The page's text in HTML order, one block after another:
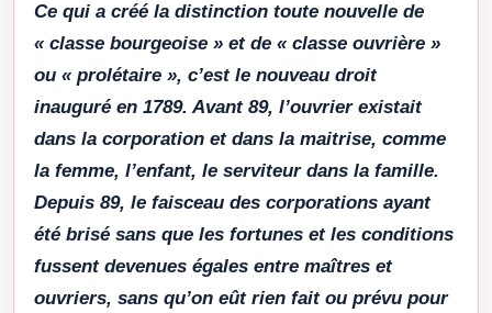
Ce qui a créé la distinction toute nouvelle de
« classe bourgeoise » et de « classe ouvrière »
ou « prolétaire », c’est le nouveau droit
inauguré en 1789. Avant 89, l’ouvrier existait
dans la corporation et dans la maitrise, comme
la femme, l’enfant, le serviteur dans la famille.
Depuis 89, le faisceau des corporations ayant
été brisé sans que les fortunes et les conditions
fussent devenues égales entre maîtres et
ouvriers, sans qu’on eût rien fait ou prévu pour